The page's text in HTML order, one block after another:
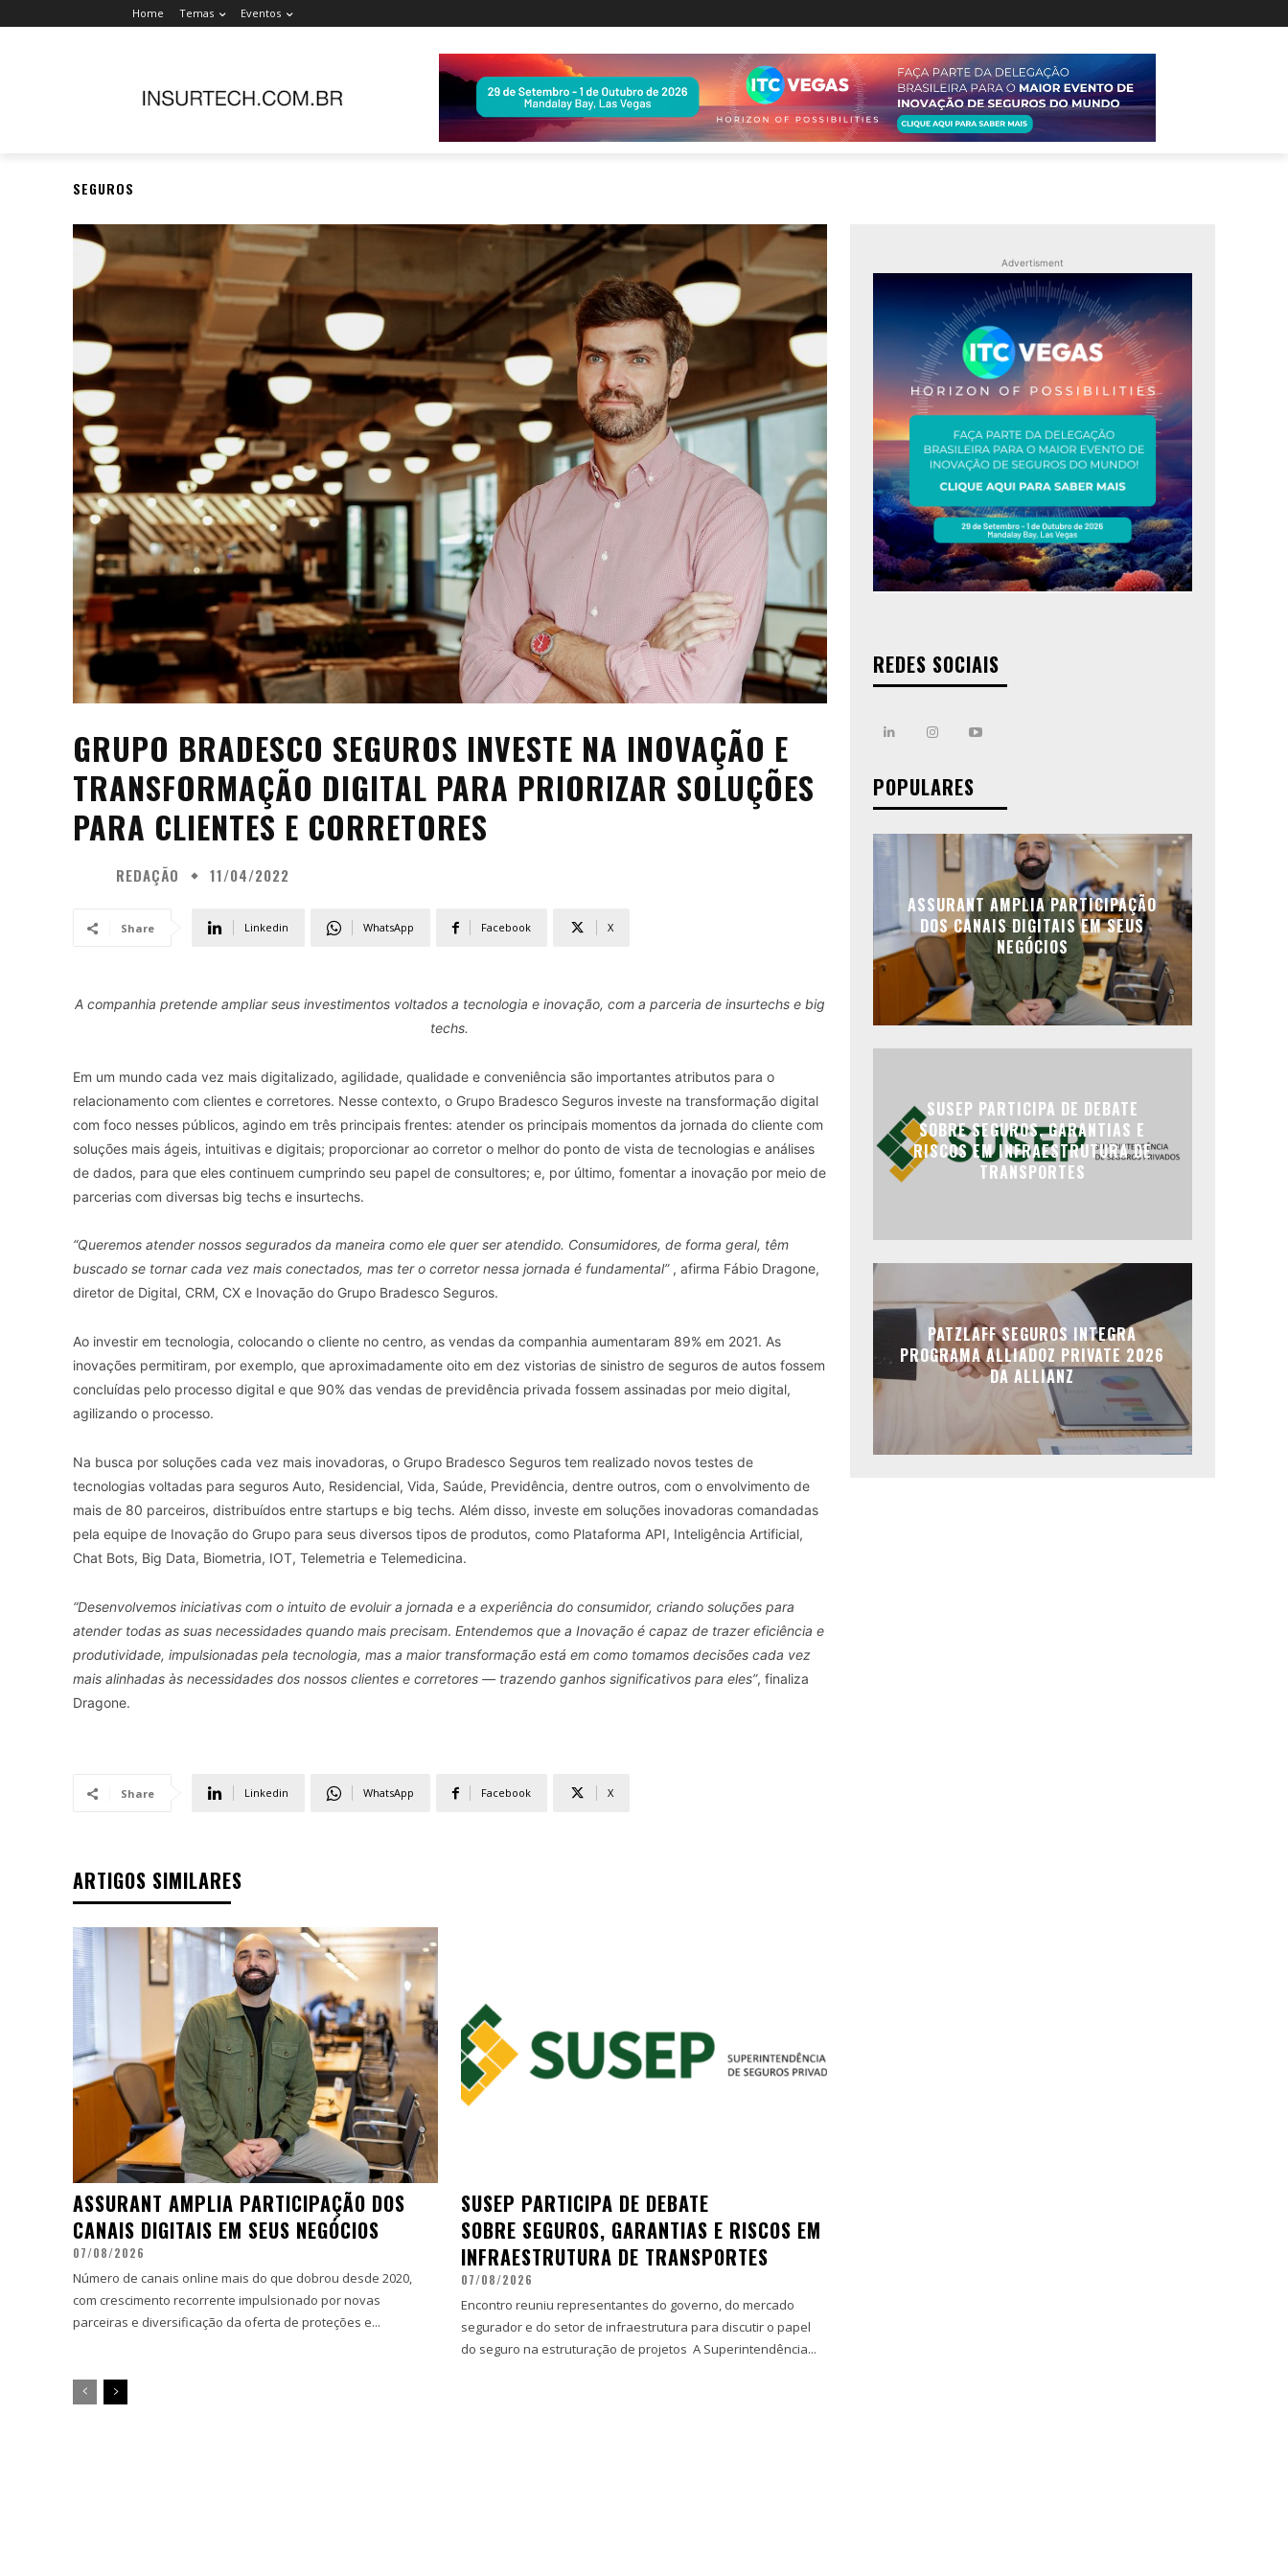
Home Temas Eventos
SEGUROS
GRUPO BRADESCO SEGUROS INVESTE NA INOVAÇÃO E
TRANSFORMAÇÃO DIGITAL PARA PRIORIZAR SOLUÇÕES
PARA CLIENTES E CORRETORES
REDAÇÃO 11/04/2022
Share Linkedin WhatsApp Facebook X
A companhia pretende ampliar seus investimentos voltados a tecnologia e inovação, com a parceria de insurtechs e big
techs.
Em um mundo cada vez mais digitalizado, agilidade, qualidade e conveniência são importantes atributos para o
relacionamento com clientes e corretores. Nesse contexto, o Grupo Bradesco Seguros investe na transformação digital
com foco nesses públicos, agindo em três principais frentes: atender os principais momentos da jornada do cliente com
soluções mais ágeis, intuitivas e digitais; proporcionar ao corretor o melhor do ponto de vista de tecnologias e análises
de dados, para que eles continuem cumprindo seu papel de consultores; e, por último, fomentar a inovação por meio de
parcerias com diversas big techs e insurtechs.
“Queremos atender nossos segurados da maneira como ele quer ser atendido. Consumidores, de forma geral, têm
buscado se tornar cada vez mais conectados, mas ter o corretor nessa jornada é fundamental”, afirma Fábio Dragone,
diretor de Digital, CRM, CX e Inovação do Grupo Bradesco Seguros.
Ao investir em tecnologia, colocando o cliente no centro, as vendas da companhia aumentaram 89% em 2021. As
inovações permitiram, por exemplo, que aproximadamente oito em dez vistorias de sinistro de seguros de autos fossem
concluídas pelo processo digital e que 90% das vendas de previdência privada fossem assinadas por meio digital,
agilizando o processo.
Na busca por soluções cada vez mais inovadoras, o Grupo Bradesco Seguros tem realizado novos testes de
tecnologias voltadas para seguros Auto, Residencial, Vida, Saúde, Previdência, dentre outros, com o envolvimento de
mais de 80 parceiros, distribuídos entre startups e big techs. Além disso, investe em soluções inovadoras comandadas
pela equipe de Inovação do Grupo para seus diversos tipos de produtos, como Plataforma API, Inteligência Artificial,
Chat Bots, Big Data, Biometria, IOT, Telemetria e Telemedicina.
“Desenvolvemos iniciativas com o intuito de evoluir a jornada e a experiência do consumidor, criando soluções para
atender todas as suas necessidades quando mais precisam. Entendemos que a Inovação é capaz de trazer eficiência e
produtividade, impulsionadas pela tecnologia, mas a maior transformação está em como tomamos decisões cada vez
mais alinhadas às necessidades dos nossos clientes e corretores — trazendo ganhos significativos para eles”, finaliza
Dragone.
Share Linkedin WhatsApp Facebook X
ARTIGOS SIMILARES
ASSURANT AMPLIA PARTICIPAÇÃO DOS
CANAIS DIGITAIS EM SEUS NEGÓCIOS
07/08/2026
Número de canais online mais do que dobrou desde 2020,
com crescimento recorrente impulsionado por novas
parceiras e diversificação da oferta de proteções e...
SUSEP PARTICIPA DE DEBATE
SOBRE SEGUROS, GARANTIAS E RISCOS EM
INFRAESTRUTURA DE TRANSPORTES
07/08/2026
Encontro reuniu representantes do governo, do mercado
segurador e do setor de infraestrutura para discutir o papel
do seguro na estruturação de projetos A Superintendência...
Advertisment
REDES SOCIAIS
POPULARES
ASSURANT AMPLIA PARTICIPAÇÃO
DOS CANAIS DIGITAIS EM SEUS
NEGÓCIOS
SUSEP PARTICIPA DE DEBATE
SOBRE SEGUROS, GARANTIAS E
RISCOS EM INFRAESTRUTURA DE
TRANSPORTES
PATZLAFF SEGUROS INTEGRA
PROGRAMA ALLIADOZ PRIVATE 2026
DA ALLIANZ